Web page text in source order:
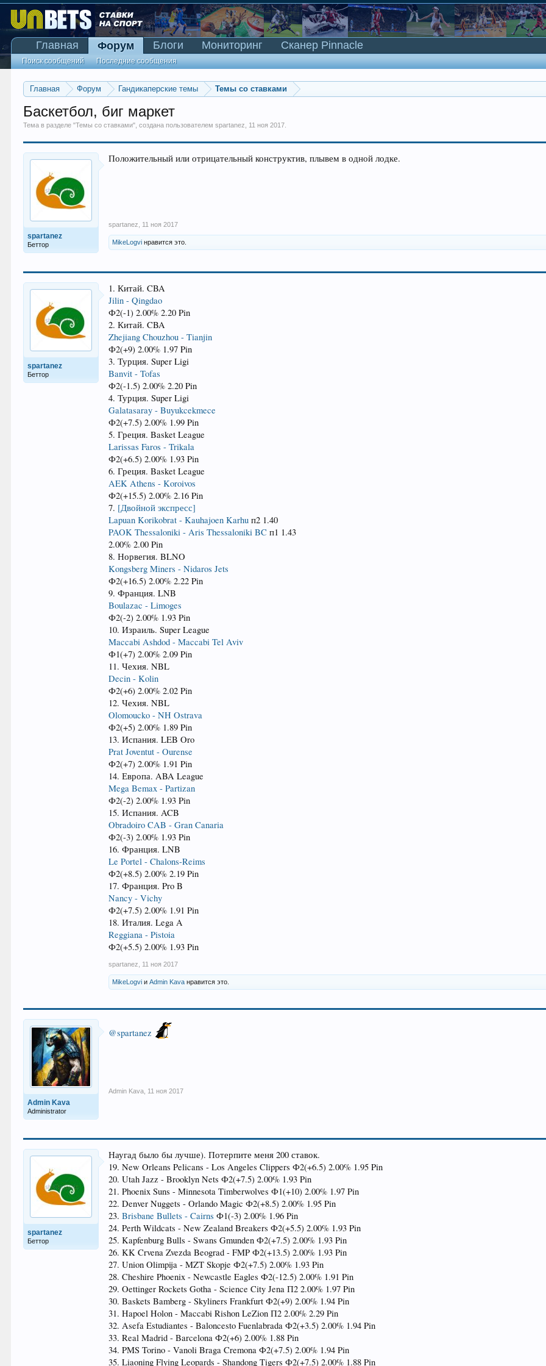
Главная Форум Гандикаперские темы Темы со ставками
Баскетбол, биг маркет
Тема в разделе "Темы со ставками", создана пользователемspartanez 11 ноя 2017
spartanez
Беттор
Положительный или отрицательный конструктив, плывем в одной лодке.
spartanez 11 ноя 2017
MikeLogvi нравится это.
spartanez
Беттор
1. Китай. CBA
Jilin - Qingdao
Ф2(-1) 2.00% 2.20 Pin
2. Китай. CBA
Zhejiang Chouzhou - Tianjin
Ф2(+9) 2.00% 1.97 Pin
3. Турция. Super Ligi
Banvit - Tofas
Ф2(-1.5) 2.00% 2.20 Pin
4. Турция. Super Ligi
Galatasaray - Buyukcekmece
Ф2(+7.5) 2.00% 1.99 Pin
5. Греция. Basket League
Larissas Faros - Trikala
Ф2(+6.5) 2.00% 1.93 Pin
6. Греция. Basket League
AEK Athens - Koroivos
Ф2(+15.5) 2.00% 2.16 Pin
7. [Двойной экспресс]
Lapuan Korikobrat - Kauhajoen Karhu п2 1.40
PAOK Thessaloniki - Aris Thessaloniki BC п1 1.43
2.00% 2.00 Pin
8. Норвегия. BLNO
Kongsberg Miners - Nidaros Jets
Ф2(+16.5) 2.00% 2.22 Pin
9. Франция. LNB
Boulazac - Limoges
Ф2(-2) 2.00% 1.93 Pin
10. Израиль. Super League
Maccabi Ashdod - Maccabi Tel Aviv
Ф1(+7) 2.00% 2.09 Pin
11. Чехия. NBL
Decin - Kolin
Ф2(+6) 2.00% 2.02 Pin
12. Чехия. NBL
Olomoucko - NH Ostrava
Ф2(+5) 2.00% 1.89 Pin
13. Испания. LEB Oro
Prat Joventut - Ourense
Ф2(+7) 2.00% 1.91 Pin
14. Европа. ABA League
Mega Bemax - Partizan
Ф2(-2) 2.00% 1.93 Pin
15. Испания. ACB
Obradoiro CAB - Gran Canaria
Ф2(-3) 2.00% 1.93 Pin
16. Франция. LNB
Le Portel - Chalons-Reims
Ф2(+8.5) 2.00% 2.19 Pin
17. Франция. Pro B
Nancy - Vichy
Ф2(+7.5) 2.00% 1.91 Pin
18. Италия. Lega A
Reggiana - Pistoia
Ф2(+5.5) 2.00% 1.93 Pin
spartanez 11 ноя 2017
MikeLogvi иAdmin Kava нравится это.
Admin Kava
Administrator
@spartanez
Admin Kava 11 ноя 2017
spartanez
Беттор
Наугад было бы лучше). Потерпите меня 200 ставок.
19. New Orleans Pelicans - Los Angeles Clippers Ф2(+6.5) 2.00% 1.95 Pin
20. Utah Jazz - Brooklyn Nets Ф2(+7.5) 2.00% 1.93 Pin
21. Phoenix Suns - Minnesota Timberwolves Ф1(+10) 2.00% 1.97 Pin
22. Denver Nuggets - Orlando Magic Ф2(+8.5) 2.00% 1.95 Pin
23.Brisbane Bullets - Cairns Ф1(-3) 2.00% 1.96 Pin
24. Perth Wildcats - New Zealand Breakers Ф2(+5.5) 2.00% 1.93 Pin
25. Kapfenburg Bulls - Swans Gmunden Ф2(+7.5) 2.00% 1.93 Pin
26. KK Crvena Zvezda Beograd - FMP Ф2(+13.5) 2.00% 1.93 Pin
27. Union Olimpija - MZT Skopje Ф2(+7.5) 2.00% 1.93 Pin
28. Cheshire Phoenix - Newcastle Eagles Ф2(-12.5) 2.00% 1.91 Pin
29. Oettinger Rockets Gotha - Science City Jena П2 2.00% 1.97 Pin
30. Baskets Bamberg - Skyliners Frankfurt Ф2(+9) 2.00% 1.94 Pin
31. Hapoel Holon - Maccabi Rishon LeZion П2 2.00% 2.29 Pin
32. Asefa Estudiantes - Baloncesto Fuenlabrada Ф2(+3.5) 2.00% 1.94 Pin
33. Real Madrid - Barcelona Ф2(+6) 2.00% 1.88 Pin
34. PMS Torino - Vanoli Braga Cremona Ф2(+7.5) 2.00% 1.94 Pin
35. Liaoning Flying Leopards - Shandong Tigers Ф2(+7.5) 2.00% 1.88 Pin
Главная Форум
Поиск сообщений Последние сообщения
Блоги Мониторинг Сканер Pinnacle